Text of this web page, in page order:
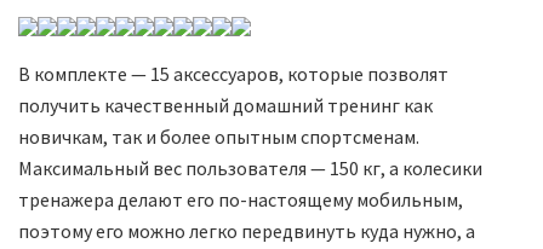
В комплекте — 15 аксессуаров, которые позволят
получить качественный домашний тренинг как
новичкам, так и более опытным спортсменам.
Максимальный вес пользователя — 150 кг, а колесики
тренажера делают его по-настоящему мобильным,
поэтому его можно легко передвинуть куда нужно, а